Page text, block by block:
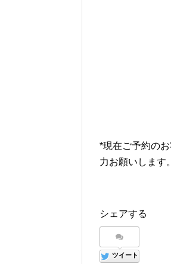
*現在ご予約の
力お願いします
シェアする
ツイート